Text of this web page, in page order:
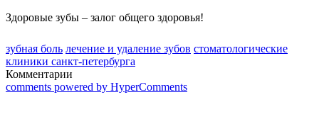
Здоровые зубы – залог общего здоровья!
зубная боль лечение и удаление зубов стоматологические
клиники санкт-петербурга
Комментарии
comments powered by HyperComments